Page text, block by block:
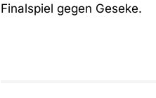
Finalspiel gegen Geseke.